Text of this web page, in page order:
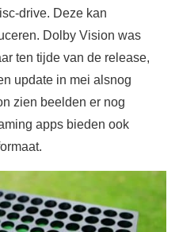
drive. Deze kan
Dolby Vision was
ten tijde van de release,
update in mei alsnog
zien beelden er nog
apps bieden ook